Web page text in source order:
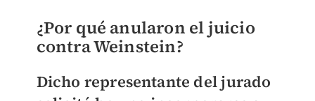
¿Por qué anularon el juicio
contra Weinstein?
Dicho representante del jurado